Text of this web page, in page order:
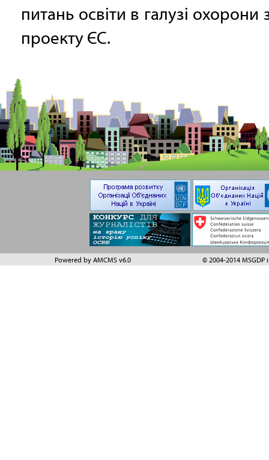
питань освіти в галузі охорони
проекту ЄС.
Powered by AMCMS v6.0 © 2004-2014